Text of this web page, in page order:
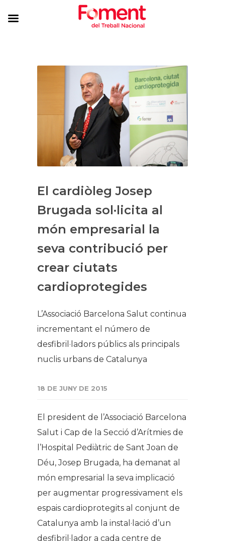
El cardiòleg Josep
Brugada sol·licita al
món empresarial la
seva contribució per
crear ciutats
cardioprotegides
L’Associació Barcelona Salut continua
incrementant el número de
desfibril·ladors públics als principals
nuclis urbans de Catalunya
18 DE JUNY DE 2015
El president de l’Associació Barcelona
Salut i Cap de la Secció d’Arítmies de
l’Hospital Pediàtric de Sant Joan de
Déu, Josep Brugada, ha demanat al
món empresarial la seva implicació
per augmentar progressivament els
espais cardioprotegits al conjunt de
Catalunya amb la instal·lació d’un
desfibril·lador a cada centre de